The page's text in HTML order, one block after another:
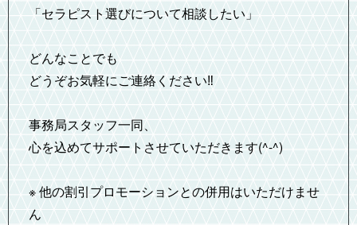
「セラピスト選びについて相談したい」
どんなことでも
どうぞお気軽にご連絡ください‼️
事務局スタッフ一同、
心を込めてサポートさせていただきます(^-^)
※ 他の割引プロモーションとの併用はいただけませ
ん